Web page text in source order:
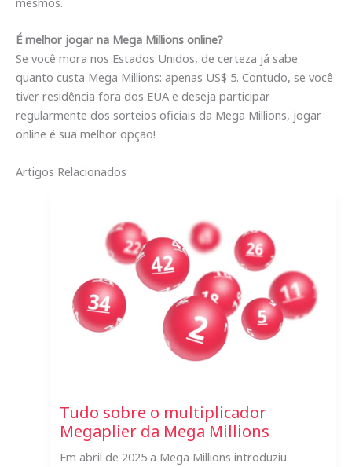
É melhor jogar na Mega Millions online?
Se você mora nos Estados Unidos, de certeza já sabe
quanto custa Mega Millions: apenas US$ 5. Contudo, se você
tiver residência fora dos EUA e deseja participar
regularmente dos sorteios oficiais da Mega Millions, jogar
online é sua melhor opção!
Artigos Relacionados
Tudo sobre o multiplicador
Megaplier da Mega Millions
Em abril de 2025 a Mega Millions introduziu